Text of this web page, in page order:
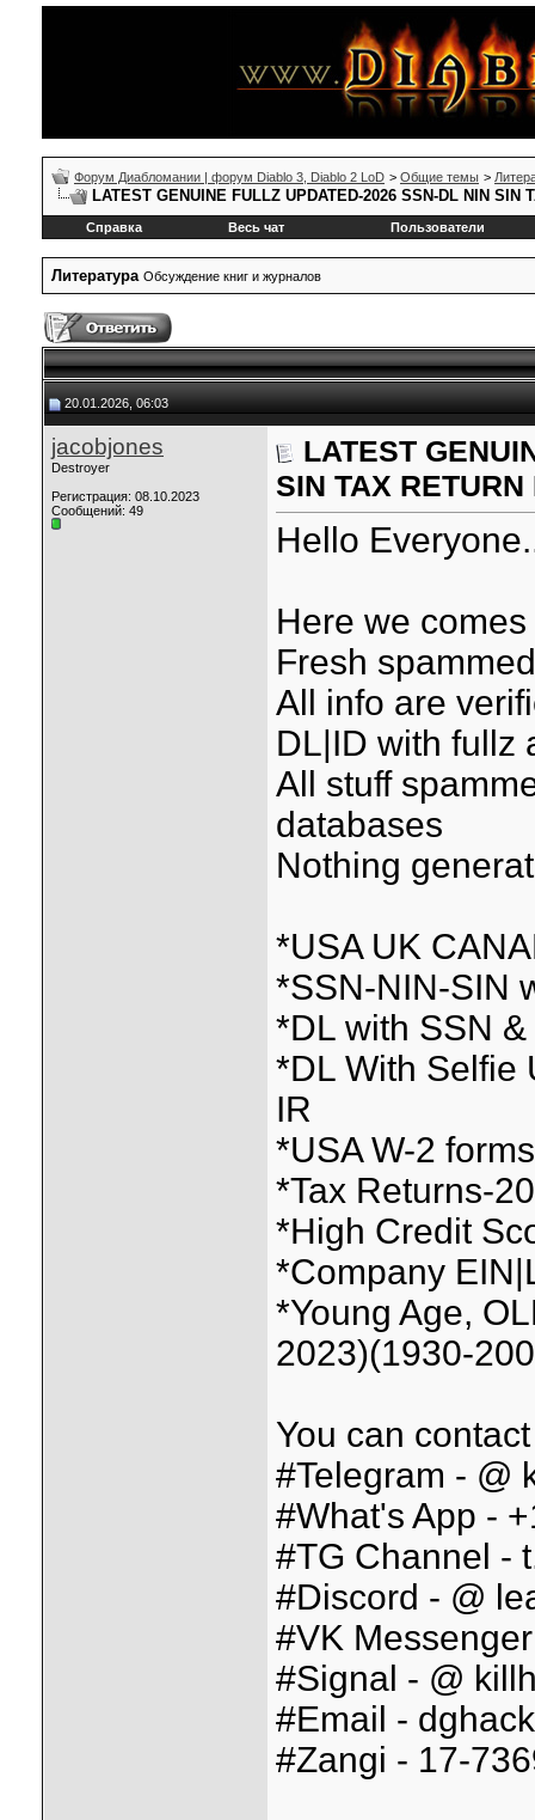
Форум Диабломании | форум Diablo 3, Diablo 2 LoD > Общие темы >
LATEST GENUINE FULLZ UPDATED-2026 SSN-DL NIN SIN
Справка Весь чат Пользователи
Литература Обсуждение книг и журналов
20.01.2026, 06:03
jacobjones
Destroyer
Регистрация: 08.10.2023
Сообщений: 49
LATEST
SIN TAX
Hello
Here we
Fresh
All info are
DL|ID with fullz
All stuff
databases
Nothing
*USA UK
*SSN-NIN-SIN
*DL with SSN
*DL With Selfie
IR
*USA W-2
*Tax Returns-
*High Credit
*Company
*Young Age,
2023)(1930-
You can
#Telegram - @
#What's App -
#TG Channel -
#Discord - @
#VK
#Signal - @
#Email -
#Zangi - 17-